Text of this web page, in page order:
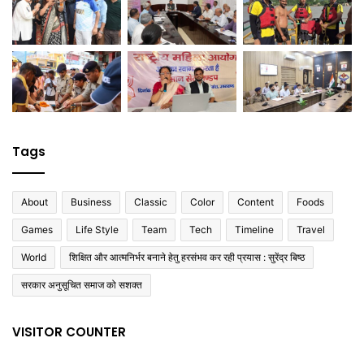
Tags
About Business Classic Color Content Foods
Games Life Style Team Tech Timeline Travel
World शिक्षित और आत्मनिर्भर बनाने हेतु हरसंभव कर रही प्रयास : सुरेंद्र बिष्ठ
सरकार अनुसूचित समाज को सशक्त
VISITOR COUNTER